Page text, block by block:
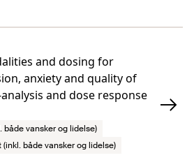
and dosing for
anxiety and quality of
and dose response
vansker og lidelse)
både vansker og lidelse)